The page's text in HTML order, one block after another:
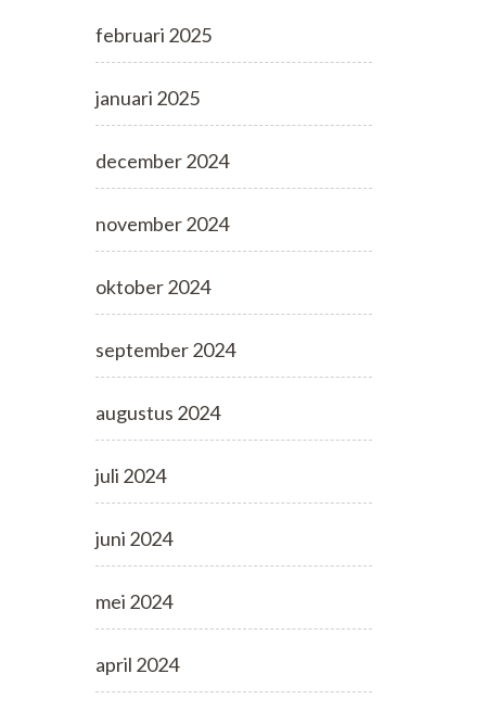
februari 2025
januari 2025
december 2024
november 2024
oktober 2024
september 2024
augustus 2024
juli 2024
juni 2024
mei 2024
april 2024